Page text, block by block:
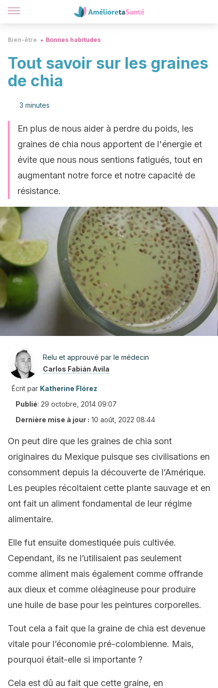
Bien-être Bonnes habitudes
Tout savoir sur les graines
de chia
3 minutes
En plus de nous aider à perdre du poids, les
graines de chia nous apportent de l'énergie et
évite que nous nous sentions fatigués, tout en
augmentant notre force et notre capacité de
résistance.
Relu et approuvé par le médecin
Carlos Fabián Avila
Écrit par Katherine Flórez
Publié: 29 octobre, 2014 09:07
Dernière mise à jour : 10 août, 2022 08:44
On peut dire que les graines de chia sont
originaires du Mexique puisque ses civilisations en
consomment depuis la découverte de l’Amérique.
Les peuples récoltaient cette plante sauvage et en
ont fait un aliment fondamental de leur régime
alimentaire.
Elle fut ensuite domestiquée puis cultivée.
Cependant, ils ne l’utilisaient pas seulement
comme aliment mais également comme offrande
aux dieux et comme oléagineuse pour produire
une huile de base pour les peintures corporelles.
Tout cela a fait que la graine de chia est devenue
vitale pour l’économie pré-colombienne. Mais,
pourquoi était-elle si importante ?
Cela est dû au fait que cette graine, en